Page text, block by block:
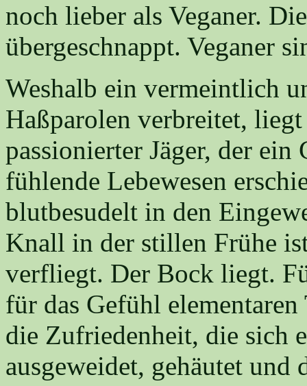
noch lieber als Veganer.
übergeschnappt. Veganer
Weshalb ein vermeintlich
Haßparolen verbreitet,
passionierter Jäger, der
fühlende Lebewesen
blutbesudelt in den
Knall in der stillen Frühe
verfliegt. Der Bock liegt.
für das Gefühl
die Zufriedenheit, die sich
ausgeweidet, gehäutet